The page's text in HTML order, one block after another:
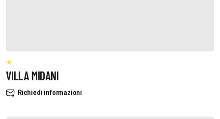
VILLA MIDANI
Richiedi informazioni